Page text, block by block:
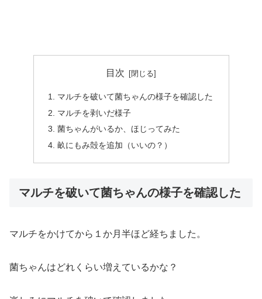
目次
マルチを破いて菌ちゃんの様子を確認した
マルチを剥いだ様子
菌ちゃんがいるか、ほじってみた
畝にもみ殻を追加（いいの？）
マルチを破いて菌ちゃんの様子を確認した
マルチをかけてから１か月半ほど経ちました。
菌ちゃんはどれくらい増えているかな？